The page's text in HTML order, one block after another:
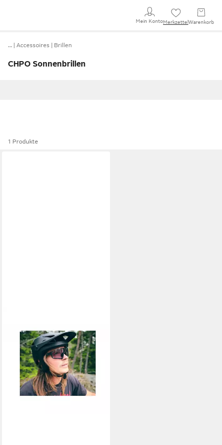
Mein KontoMerkzettel Warenkorb
… Accessoires Brillen
CHPO Sonnenbrillen
1 Produkte